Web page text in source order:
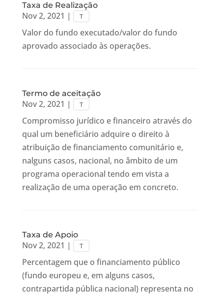
Taxa de Realização
Nov 2, 2021 | T
Valor do fundo executado/valor do fundo
aprovado associado às operações.
Termo de aceitação
Nov 2, 2021 | T
Compromisso jurídico e financeiro através do
qual um beneficiário adquire o direito à
atribuição de financiamento comunitário e,
nalguns casos, nacional, no âmbito de um
programa operacional tendo em vista a
realização de uma operação em concreto.
Taxa de Apoio
Nov 2, 2021 | T
Percentagem que o financiamento público
(fundo europeu e, em alguns casos,
contrapartida pública nacional) representa no